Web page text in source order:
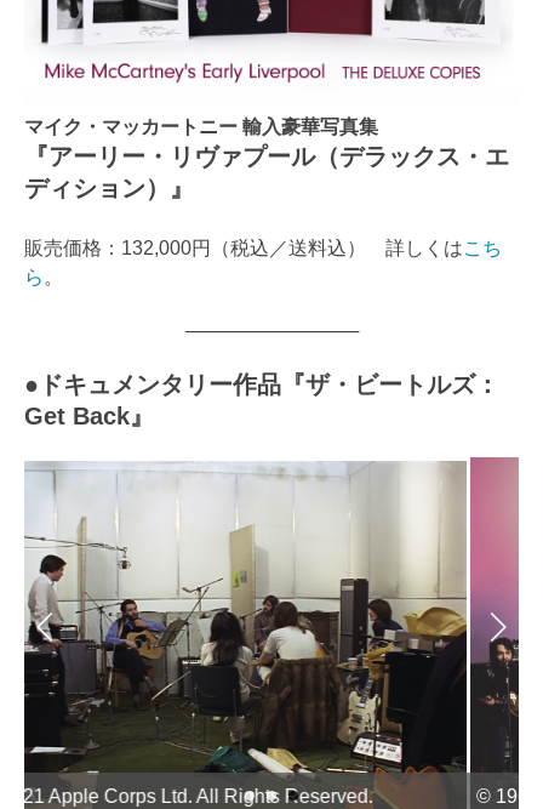
マイク・マッカートニー 輸入豪華写真集
『アーリー・リヴァプール（デラックス・エ
ディション）』
販売価格：132,000円（税込／送料込） 詳しくはこち
ら 。
─────────────
●ドキュメンタリー作品『ザ・ビートルズ：
Get Back』
© 1969 Paul McCartney. Photo by Linda McCartney.